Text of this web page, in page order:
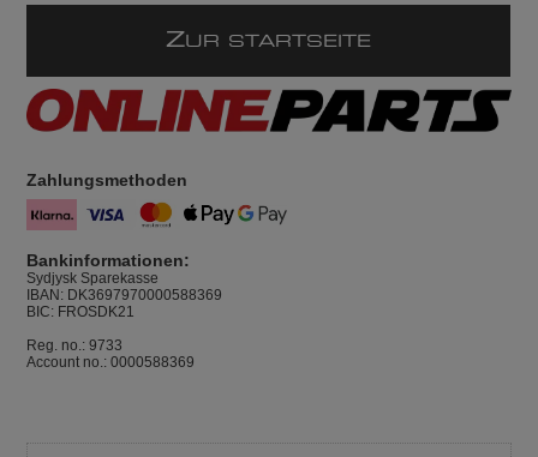
ZUR STARTSEITE
Zahlungsmethoden
Bankinformationen:
Sydjysk Sparekasse
IBAN: DK3697970000588369
BIC: FROSDK21
Reg. no.: 9733
Account no.: 0000588369